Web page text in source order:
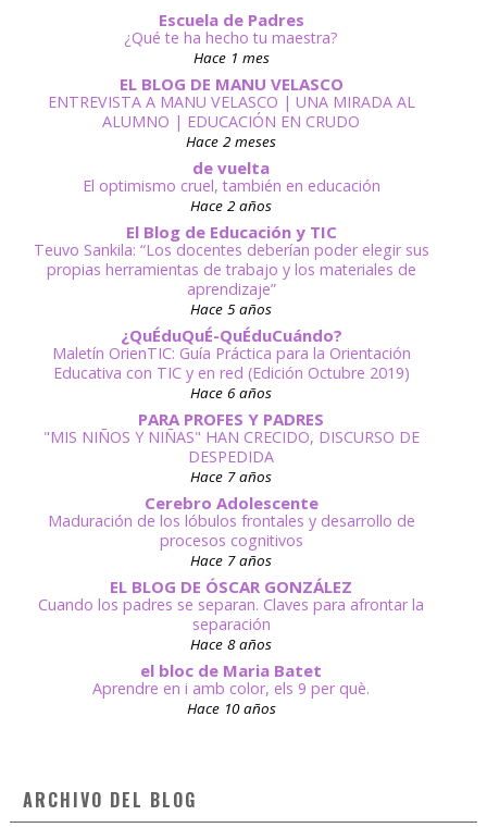
Escuela de Padres
¿Qué te ha hecho tu maestra?
Hace 1 mes
EL BLOG DE MANU VELASCO
ENTREVISTA A MANU VELASCO | UNA MIRADA AL
ALUMNO | EDUCACIÓN EN CRUDO
Hace 2 meses
de vuelta
El optimismo cruel, también en educación
Hace 2 años
El Blog de Educación y TIC
Teuvo Sankila: “Los docentes deberían poder elegir sus
propias herramientas de trabajo y los materiales de
aprendizaje”
Hace 5 años
¿QuÉduQuÉ-QuÉduCuándo?
Maletín OrienTIC: Guía Práctica para la Orientación
Educativa con TIC y en red (Edición Octubre 2019)
Hace 6 años
PARA PROFES Y PADRES
"MIS NIÑOS Y NIÑAS" HAN CRECIDO, DISCURSO DE
DESPEDIDA
Hace 7 años
Cerebro Adolescente
Maduración de los lóbulos frontales y desarrollo de
procesos cognitivos
Hace 7 años
EL BLOG DE ÓSCAR GONZÁLEZ
Cuando los padres se separan. Claves para afrontar la
separación
Hace 8 años
el bloc de Maria Batet
Aprendre en i amb color, els 9 per què.
Hace 10 años
ARCHIVO DEL BLOG